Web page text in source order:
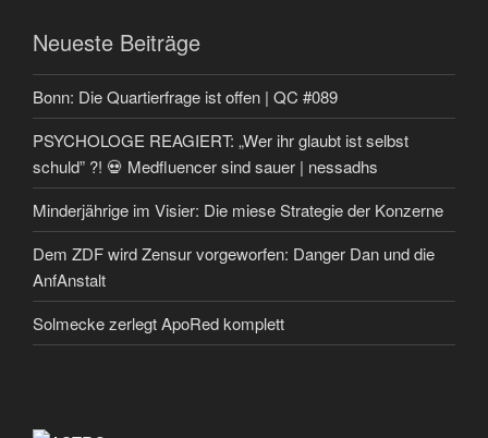
Neueste Beiträge
Bonn: Die Quartierfrage ist offen | QC #089
PSYCHOLOGE REAGIERT: „Wer ihr glaubt ist selbst
schuld” ?! 💀 Medfluencer sind sauer | nessadhs
Minderjährige im Visier: Die miese Strategie der Konzerne
Dem ZDF wird Zensur vorgeworfen: Danger Dan und die
AnfAnstalt
Solmecke zerlegt ApoRed komplett